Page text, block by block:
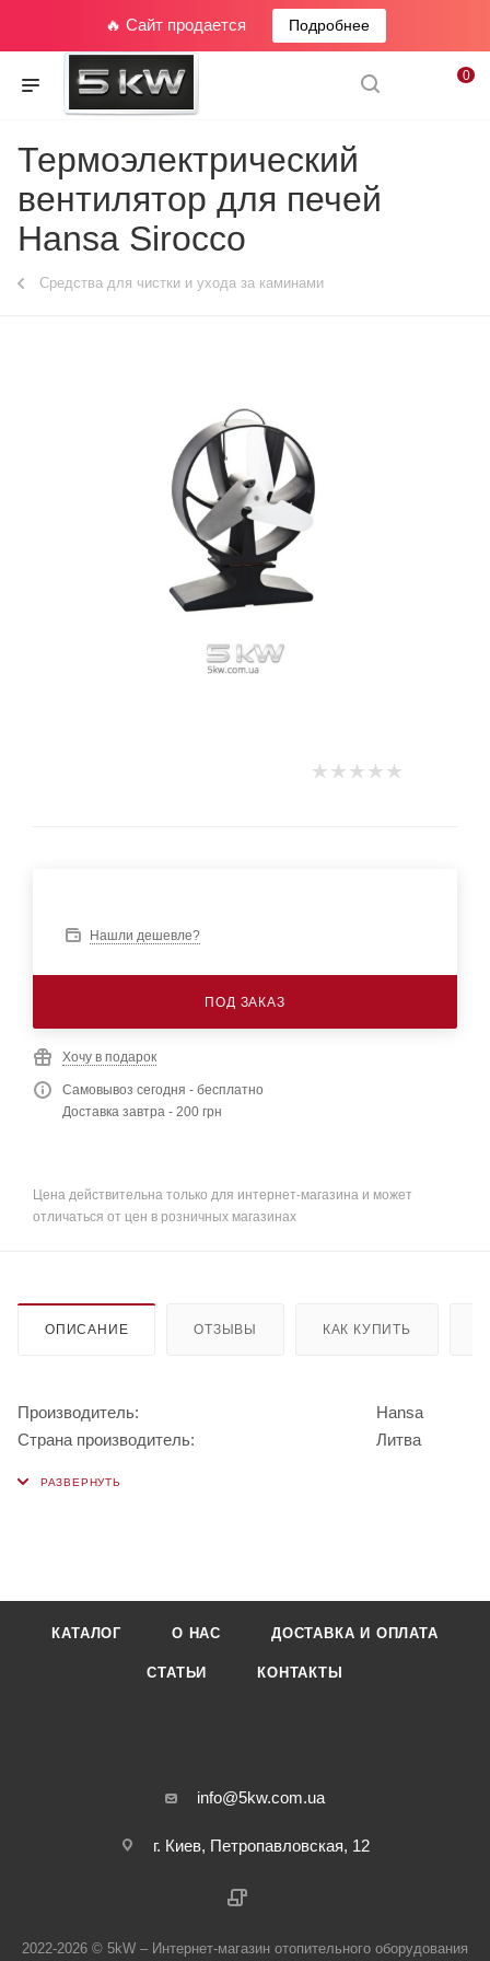
🔥 Сайт продается Подробнее
0
Термоэлектрический
вентилятор для печей
Hansa Sirocco
Средства для чистки и ухода за каминами
Нашли дешевле?
ПОД ЗАКАЗ
Хочу в подарок
Самовывоз сегодня - бесплатно
Доставка завтра - 200 грн
Цена действительна только для интернет-магазина и может
отличаться от цен в розничных магазинах
ОПИСАНИЕ ОТЗЫВЫ КАК КУПИТЬ
Производитель:
Hansa
Страна производитель:
Литва
КАТАЛОГ О НАС ДОСТАВКА И ОПЛАТА
СТАТЬИ КОНТАКТЫ
info@5kw.com.ua
г. Киев, Петропавловская, 12
2022-2026 © 5kW – Интернет-магазин отопительного оборудования